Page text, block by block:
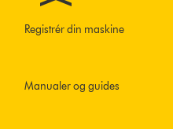
Registrér din maskine
Manualer og guides